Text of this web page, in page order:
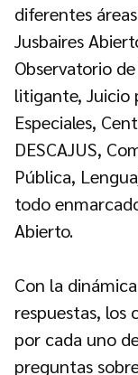
diferentes
Jusbaires
Observatorio
litigante, Juicio
Especiales,
DESCAJUS,
Pública,
todo
Abierto.
Con la
respuestas, los
por cada uno
preguntas